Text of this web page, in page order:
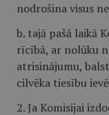
nodrošina visus
b. tajā pašā laikā
rīcībā, ar nolūku
atrisinājumu,
cilvēka tiesību
2. Ja Komisijai